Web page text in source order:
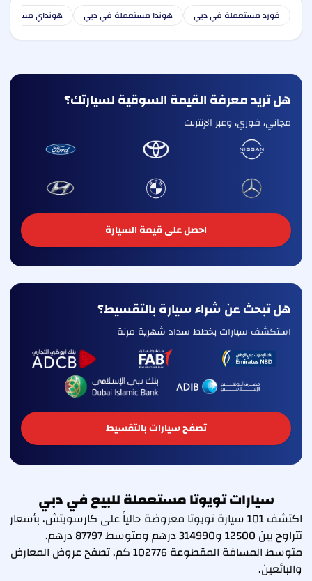
فورد مستعملة في دبي هوندا مستعملة في دبي هونداي
هل تريد معرفة القيمة السوقية لسيارتك؟
مجاني، فوري، وعبر الإنترنت
احصل على قيمة السيارة
هل تبحث عن شراء سيارة بالتقسيط؟
استكشف سيارات بخطط سداد شهرية مرنة
تصفح سيارات بالتقسيط
سيارات تويوتا مستعملة للبيع في دبي
اكتشف 101 سيارة تويوتا معروضة حالياً على كارسويتش، بأسعار
تتراوح بين 12500 و314990 درهم ومتوسط 87797 درهم.
متوسط المسافة المقطوعة 102776 كم. تصفح عروض المعارض
والبائعين.